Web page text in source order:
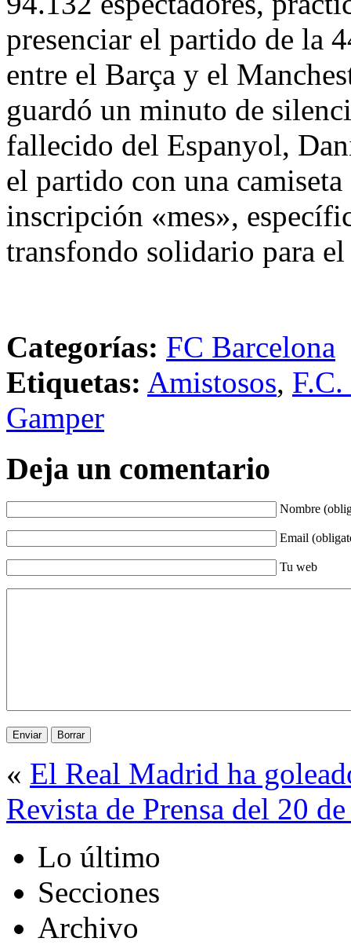
presenciar el partido de la
entre el Barça y el
guardó un minuto de
fallecido del Espanyol,
el partido con una
inscripción «mes»,
transfondo solidario para
Categorías: FC Barcelona
Etiquetas: Amistosos,
Gamper
Deja un comentario
Nombre
Email
Tu web
« El Real Madrid ha
Revista de Prensa del 20
Lo último
Secciones
Archivo